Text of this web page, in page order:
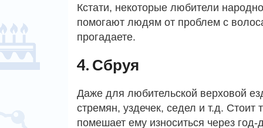
Кстати, некоторые любители
помогают людям от проблем с
прогадаете.
4. Сбруя
Даже для любительской верховой
стремян, уздечек, седел и т.д. Стоит
помешает ему износиться через год-